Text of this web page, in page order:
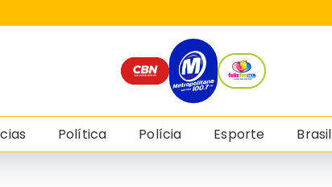
Política Polícia Esporte Brasil